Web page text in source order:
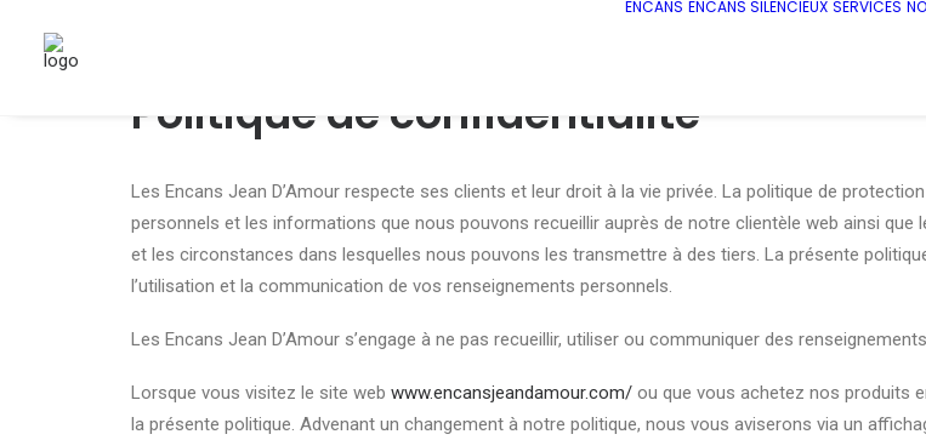
ENCANS ENCANS SILENCIEUX SERVICES
Politique de confidentialité
Les Encans Jean D’Amour respecte ses clients et leur droit à la vie privée. La politique de
personnels et les informations que nous pouvons recueillir auprès de notre clientèle web ainsi
et les circonstances dans lesquelles nous pouvons les transmettre à des tiers. La présente
l’utilisation et la communication de vos renseignements personnels.
Les Encans Jean D’Amour s’engage à ne pas recueillir, utiliser ou communiquer des
Lorsque vous visitez le site web www.encansjeandamour.com/ ou que vous achetez nos produits
la présente politique. Advenant un changement à notre politique, nous vous aviserons via un